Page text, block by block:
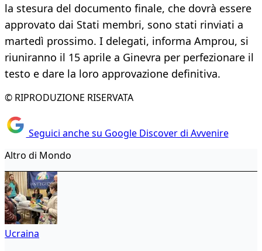
la stesura del documento finale, che dovrà essere
approvato dai Stati membri, sono stati rinviati a
martedì prossimo. I delegati, informa Amprou, si
riuniranno il 15 aprile a Ginevra per perfezionare il
testo e dare la loro approvazione definitiva.
© RIPRODUZIONE RISERVATA
Seguici anche su Google Discover di Avvenire
Altro di Mondo
Ucraina